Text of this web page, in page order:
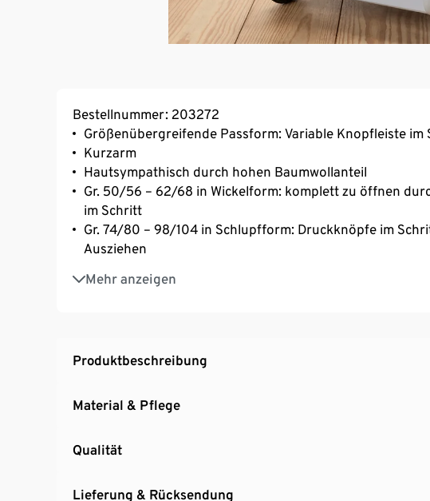
Bestellnummer: 203272
Größenübergreifende Passform: Variable Knopfleiste im
Kurzarm
Hautsympathisch durch hohen Baumwollanteil
Gr. 50/56 – 62/68 in Wickelform: komplett zu öffnen
im Schritt
Gr. 74/80 – 98/104 in Schlupfform: Druckknöpfe im
Ausziehen
Mehr anzeigen
Waschbar bei 60 °C
Formbeständig
Produktbeschreibung
Material & Pflege
Qualität
Lieferung & Rücksendung